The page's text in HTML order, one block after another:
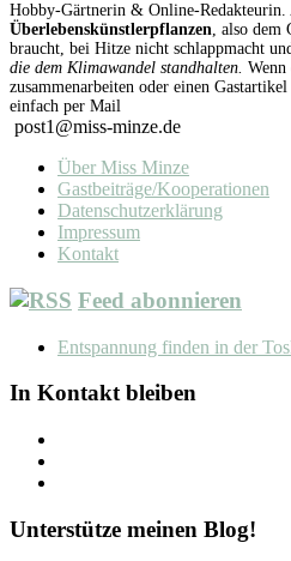
Hobby-Gärtnerin & Online-
Überlebenskünstlerpflanzen, also dem
braucht, bei Hitze nicht schlappmacht
die dem Klimawandel standhalten.
zusammenarbeiten oder einen
einfach per Mail
post1@miss-minze.de
Über Miss Minze
Gastbeiträge/Kooperationen
Datenschutzerklärung
Impressum
Kontakt
Feed abonnieren
Entspannung finden in der
In Kontakt bleiben
Unterstütze meinen Blog!